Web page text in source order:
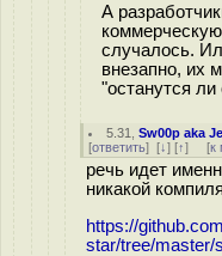
А
случалось.
внезапно, их
"останутся
5.31 ,Sw00p aka
[ответить] [↓] [↑] [к
речь идет
никакой
https://
star/tree/master/